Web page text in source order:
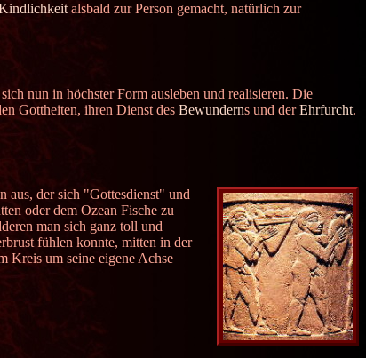
alsbald zur Person gemacht, natürlich zur
nun in höchster Form ausleben und realisieren. Die
Gottheiten, ihren Dienst des Bewunderns und derEhrfurcht.
aus, der sich "Gottesdienst" und
oder dem Ozean Fische zu
man sich ganz toll und
fühlen konnte, mitten in der
Kreis um seine eigene Achse